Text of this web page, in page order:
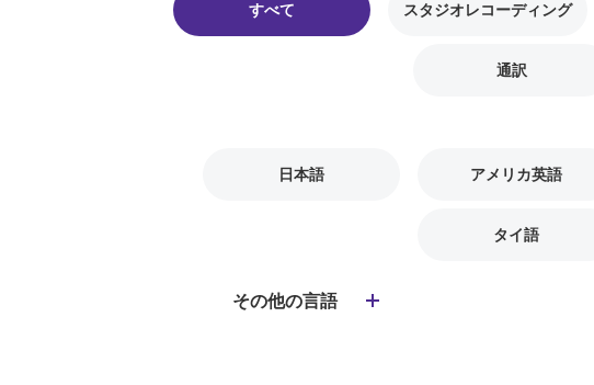
すべて スタジオレコーディング
通訳
日本語 アメリカ英語
タイ語
その他の言語